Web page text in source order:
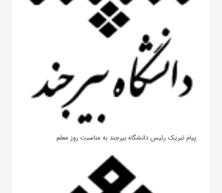
پیام تبریک رئیس دانشگاه بیرجند به مناسبت روز معلم